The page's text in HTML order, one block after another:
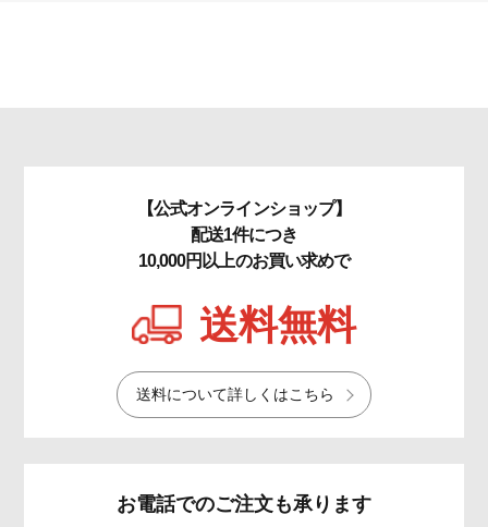
【公式オンラインショップ】
配送1件につき
10,000円以上のお買い求めで
送料無料
送料について詳しくはこちら
お電話でのご注文も承ります